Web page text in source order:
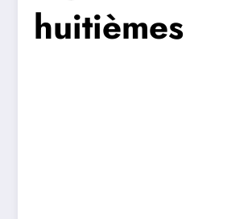
huitièmes